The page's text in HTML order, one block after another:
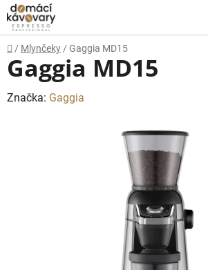
Prejsť
na
obsah
Domov
/ Mlynčeky / Gaggia MD15
Gaggia MD15
Značka: Gaggia